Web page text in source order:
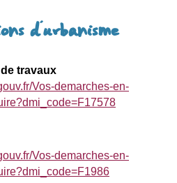
d’urbanisme
travaux
Vos-demarches-en-
Vos-demarches-en-